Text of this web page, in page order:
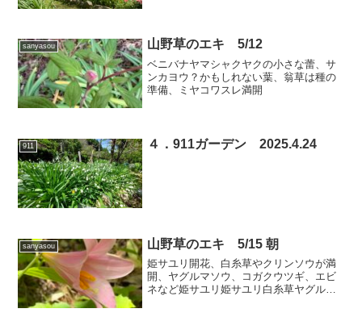
sanyasou 山野草のエキ 5/12
ベニバナヤマシャクヤクの小さな蕾、サ
ンカヨウ？かもしれない葉、翁草は種の
準備、ミヤコワスレ満開
911 ４．911ガーデン 2025.4.24
sanyasou 山野草のエキ 5/15 朝
姫サユリ開花、白糸草やクリンソウが満
開、ヤグルマソウ、コガクウツギ、エビ
ネなど姫サユリ姫サユリ白糸草ヤグルマ